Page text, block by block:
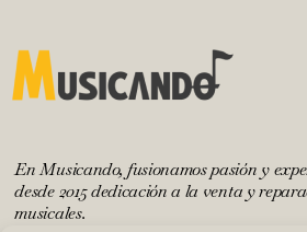
En Musicando, fusionamos pasión y
desde 2015 dedicación a la venta y
musicales.